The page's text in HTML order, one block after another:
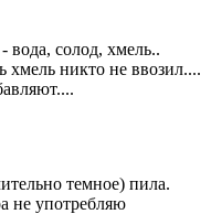
вода, солод, хмель..
никто не ввозил....
темное) пила.
не употребляю